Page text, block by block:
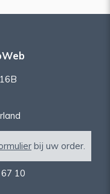
bij uw order.
10